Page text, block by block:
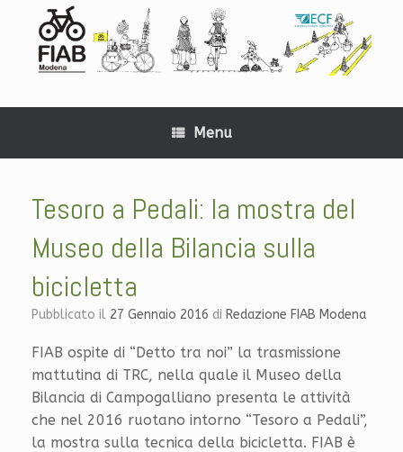
Menu
Tesoro a Pedali: la mostra del
Museo della Bilancia sulla
bicicletta
Pubblicato il 27 Gennaio 2016 di Redazione FIAB Modena
FIAB ospite di “Detto tra noi” la trasmissione
mattutina di TRC, nella quale il Museo della
Bilancia di Campogalliano presenta le attività
che nel 2016 ruotano intorno “Tesoro a Pedali”,
la mostra sulla tecnica della bicicletta. FIAB è